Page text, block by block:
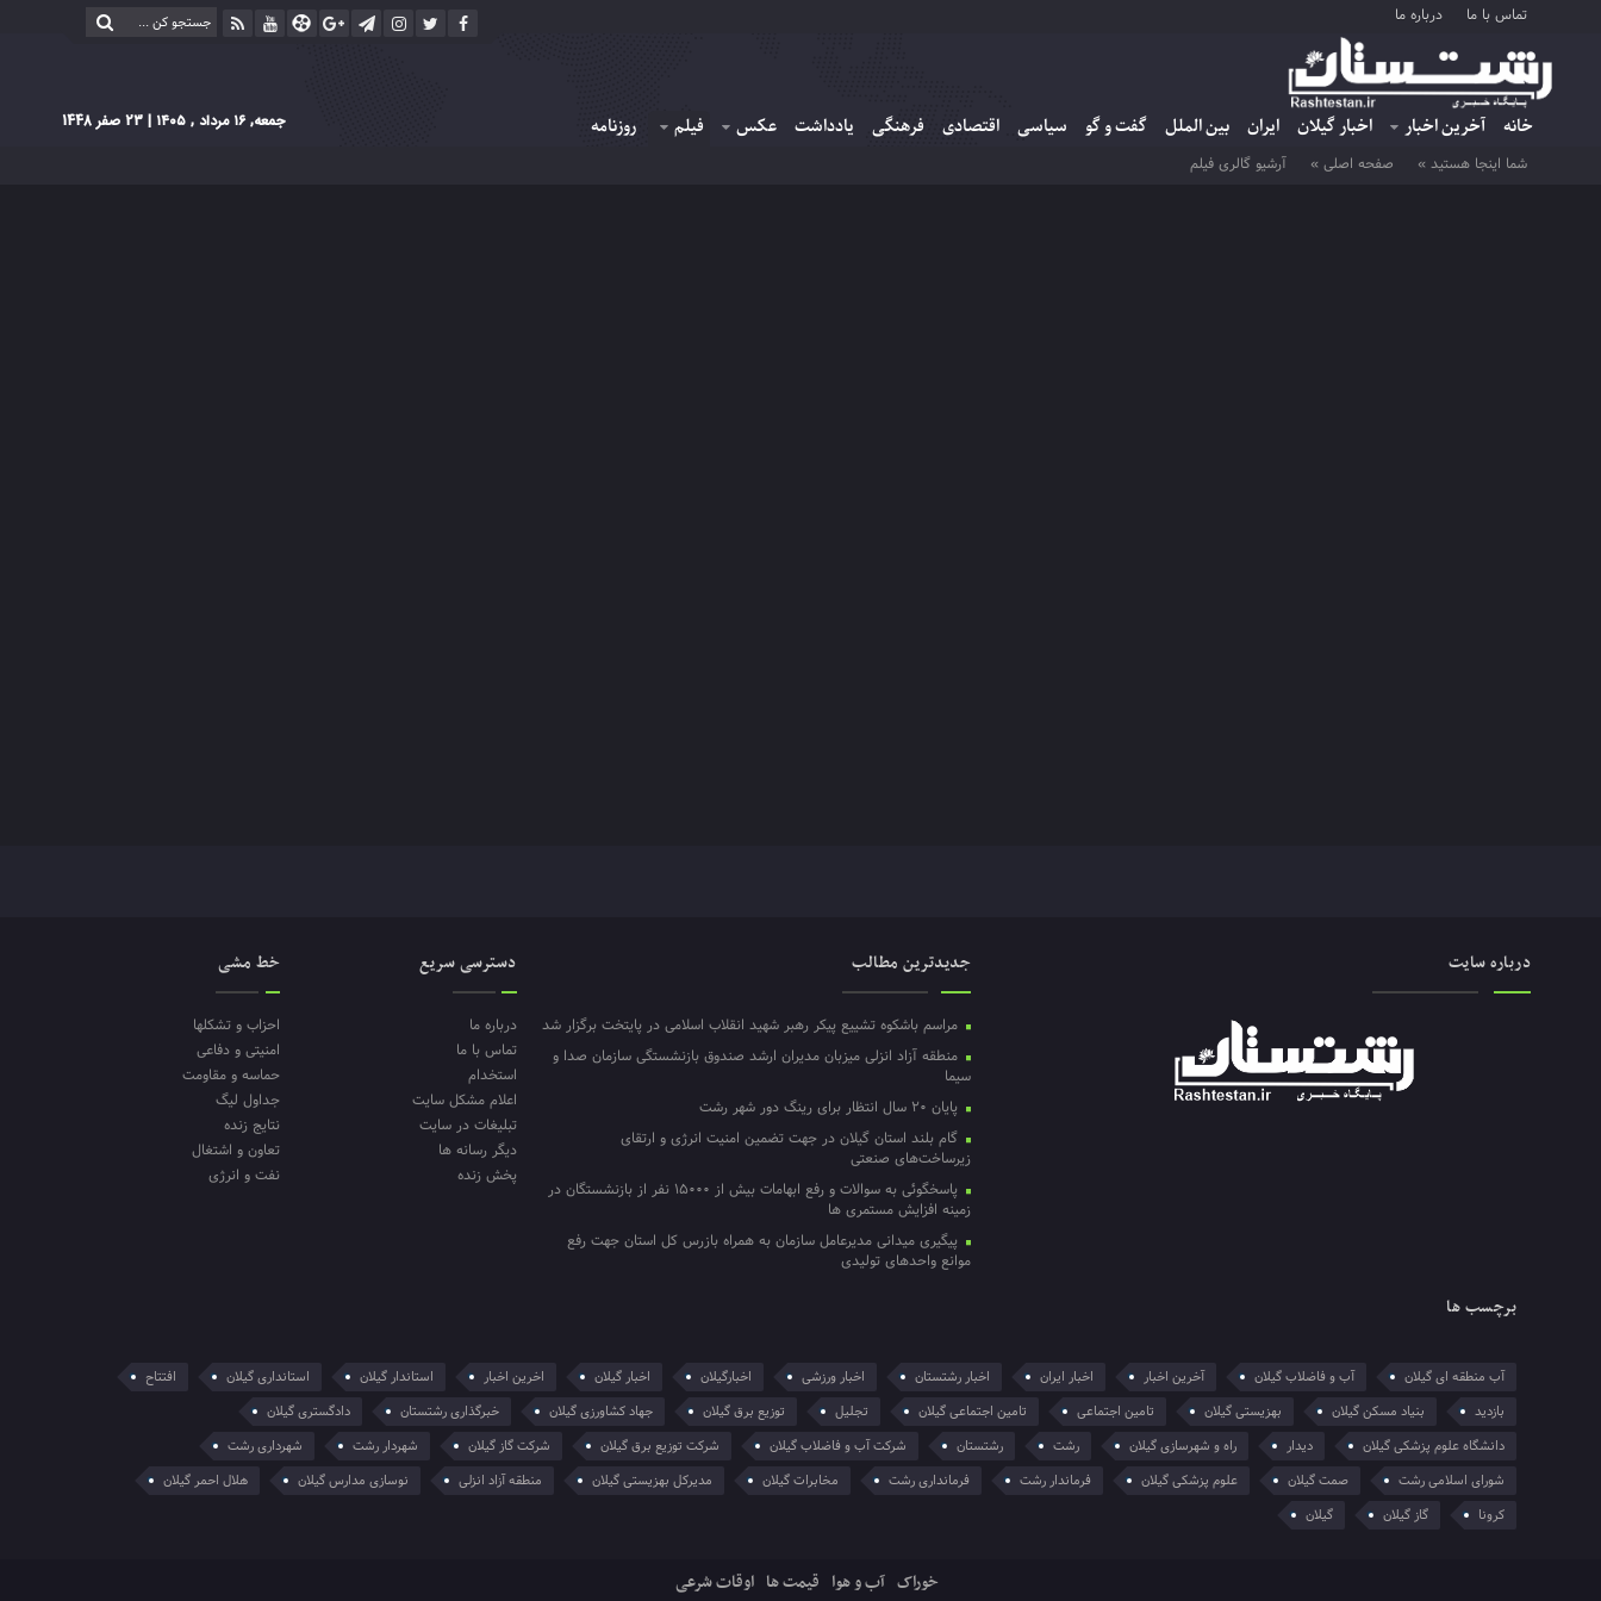
تماس با ما درباره ما
خانه آخرین اخبار اخبار گیلان ایران بین الملل گفت و گو سیاسی اقتصادی فرهنگی یادداشت عکس فیلم روزنامه جمعه, ۱۶ مرداد , ۱۴۰۵ | 23 صفر 1448
شما اینجا هستید » صفحه اصلی » آرشیو گالری فیلم
درباره سایت جدیدترین مطالب
مراسم باشکوه تشییع پیکر رهبر شهید انقلاب اسلامی در پایتخت برگزار شد
منطقه آزاد انزلی میزبان مدیران ارشد صندوق بازنشستگی سازمان صدا و
سیما
پایان ۲۰ سال انتظار برای رینگ دور شهر رشت
گام بلند استان گیلان در جهت تضمین امنیت انرژی و ارتقای
زیرساخت‌های صنعتی
پاسخگوئی به سوالات و رفع ابهامات بیش از ۱۵۰۰۰ نفر از بازنشستگان در
زمینه افزایش مستمری ها
پیگیری میدانی مدیرعامل سازمان به همراه بازرس کل استان جهت رفع
موانع واحدهای تولیدی
دسترسی سریع
درباره ما
تماس با ما
استخدام
اعلام مشکل سایت
تبلیغات در سایت
دیگر رسانه ها
پخش زنده
خط مشی
احزاب و تشکلها
امنیتی و دفاعی
حماسه و مقاومت
جداول لیگ
نتایج زنده
تعاون و اشتغال
نفت و انرژی
برچسب ها
آب منطقه ای گیلان آب و فاضلاب گیلان آخرین اخبار اخبار ایران اخبار رشتستان اخبار ورزشی اخبارگیلان اخبار گیلان اخرین اخبار استاندار گیلان استانداری گیلان
افتتاح
بازدید
بنیاد مسکن گیلان بهزیستی گیلان تامین اجتماعی تامین اجتماعی گیلان تجلیل توزیع برق گیلان جهاد کشاورزی گیلان خبرگذاری رشتستان
دادگستری گیلان
دانشگاه علوم پزشکی گیلان
دیدار راه و شهرسازی گیلان رشت رشتستان شرکت آب و فاضلاب گیلان شرکت توزیع برق گیلان شرکت گاز گیلان شهردار رشت
شهرداری رشت
شورای اسلامی رشت
صمت گیلان علوم پزشکی گیلان فرماندار رشت فرمانداری رشت مخابرات گیلان مدیرکل بهزیستی گیلان منطقه آزاد انزلی نوسازی مدارس گیلان
هلال احمر گیلان
کرونا
گاز گیلان گیلان
خوراک آب و هوا قیمت ها اوقات شرعی